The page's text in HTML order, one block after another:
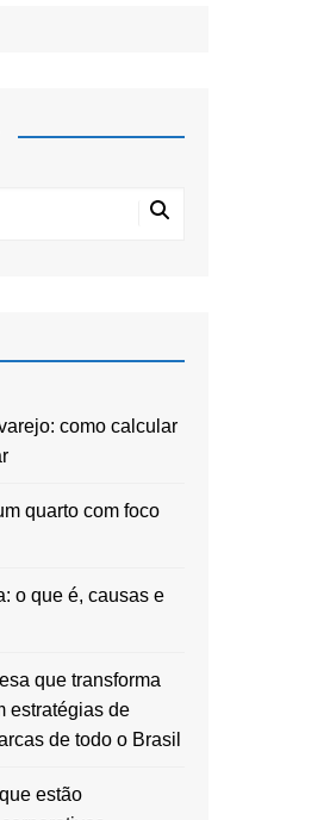
como calcular
quarto com foco
o que é, causas e
que transforma
estratégias de
de todo o Brasil
estão